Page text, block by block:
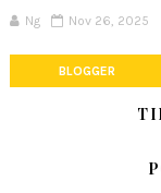
Ng Nov 26, 2025
BLOGGER